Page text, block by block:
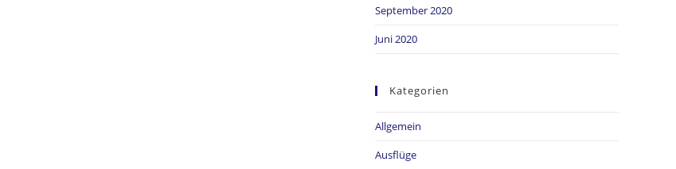
September 2020
Juni 2020
Kategorien
Allgemein
Ausflüge